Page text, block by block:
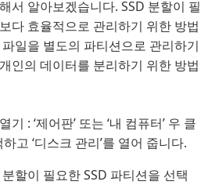
서 알아보겠습니다. SSD 분할이 필
다 효율적으로 관리하기 위한 방법
일을 별도의 파티션으로 관리하기
인의 데이터를 분리하기 위한 방법
기 : ‘제어판’ 또는 ‘내 컴퓨터’ 우 클
하고 ‘디스크 관리’를 열어 줍니다.
할이 필요한 SSD 파티션을 선택